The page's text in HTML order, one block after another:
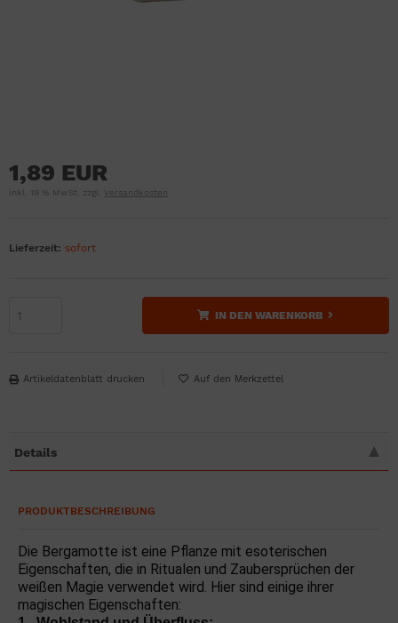
1,89 EUR
inkl. 19 % MwSt. zzgl. Versandkosten
Lieferzeit: sofort
IN DEN WARENKORB
Artikeldatenblatt drucken
Details
PRODUKTBESCHREIBUNG
Die Bergamotte ist eine Pflanze mit esoterischen
Eigenschaften, die in Ritualen und Zaubersprüchen der
weißen Magie verwendet wird. Hier sind einige ihrer
magischen Eigenschaften: